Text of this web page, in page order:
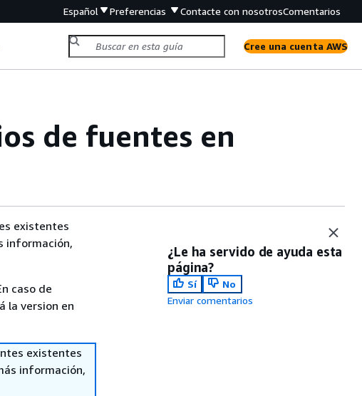
Español Preferencias Contacte con nosotrosComentarios
Cree una cuenta AWS
de fuentes en
existentes
información,
caso de
la version en
existentes
información,
¿Le ha servido de ayuda esta
página?
Sí
No
Enviar comentarios